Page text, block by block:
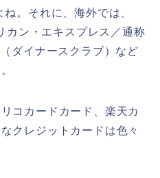
。それに、海外では、
ン・エキスプレス／通称
ダイナースクラブ）など
コカードカード、楽天カ
クレジットカードは色々